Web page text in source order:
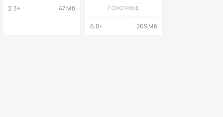
2.3+ 47 Мб ГОНОЧНЫЕ
6.0+ 269 Мб